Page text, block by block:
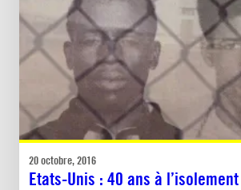
20 octobre, 2016
Etats-Unis : 40 ans à l’isolement